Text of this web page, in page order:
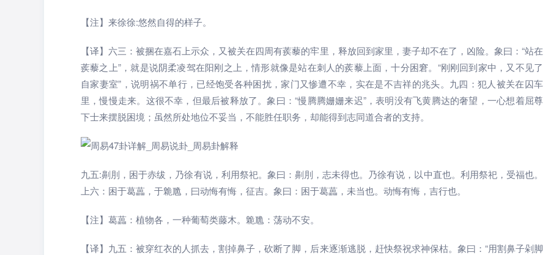
【注】来徐徐:悠然自得的样子。
【译】六三：被捆在嘉石上示众，又被关在四周有蒺藜的牢里，释放回到家里，妻子却不在了，凶险。象曰：“站在
蒺藜之上”，就是说阴柔凌驾在阳刚之上，情形就像是站在刺人的蒺藜上面，十分困窘。“刚刚回到家中，又不见了
自家妻室”，说明祸不单行，已经饱受各种困扰，家门又惨遭不幸，实在是不吉祥的兆头。九四：犯人被关在囚车
里，慢慢走来。这很不幸，但最后被释放了。象曰：“慢腾腾姗姗来迟”，表明没有飞黄腾达的奢望，一心想着屈尊
下士来摆脱困境；虽然所处地位不妥当，不能胜任职务，却能得到志同道合者的支持。
九五:劓刖，困于赤绂，乃徐有说，利用祭祀。象曰：劓刖，志未得也。乃徐有说，以中直也。利用祭祀，受福也。
上六：困于葛藟，于臲卼，曰动悔有悔，征吉。象曰：困于葛藟，未当也。动悔有悔，吉行也。
【注】葛藟：植物各，一种葡萄类藤木。臲卼：荡动不安。
【译】九五：被穿红衣的人抓去，割掉鼻子，砍断了脚，后来逐渐逃脱，赶快祭祝求神保枯。象曰：“用割鼻子剁脚